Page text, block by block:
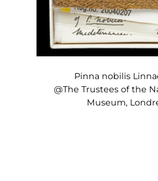
Pinna nobilis
@The Trustees of the
Museum,